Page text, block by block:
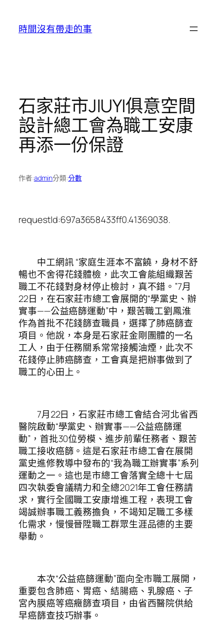
時間沒有帶走的事
石家莊市JIUYI俱意空間
設計總工會為職工安康
再添一份保證
作者:admin分類:分數
requestId:697a3658433ff0.41369038.
中工網訊 “家庭生涯本不富饒，身材不舒
暢也不舍得花錢體檢，此次工會能組織艱苦
職工不花錢對身材停止檢討，真不錯。”7月
22日，在石家莊市總工會展開的“學黨史、辦
實事——公益癌篩運動”中，艱苦職工劉鳳淮
作為首批不花錢篩查職員，選擇了肺癌篩查
項目。他說，本身是石家莊金剛團體的一名
工人，由于任務關系常常接觸油煙，此次不
花錢停止肺癌篩查，工會真是把辦事做到了
職工的心田上。
7月22日，石家莊市總工會結合河北省西
醫院啟動“學黨史、辦實事——公益癌篩運
動”，首批30位勞模、進步前輩任務者、艱苦
職工接收癌篩。這是石家莊市總工會在展開
黨史進修教導中發布的“我為職工辦實事”系列
運動之一。這也是市總工會落實全總十七屆
四次執委會議精力和全總2021年工會任務請
求，實行全國職工安康增進工程，表現工會
竭誠辦事職工義務擔負，不竭知足職工多樣
化需求，慢慢晉陞職工群眾生涯品德的主要
舉動。
本次“公益癌篩運動”面向全市職工展開，
重要包含肺癌、胃癌、結腸癌、乳腺癌、子
宮內膜癌等癌癥篩查項目，由省西醫院供給
早癌篩查技巧辦事。